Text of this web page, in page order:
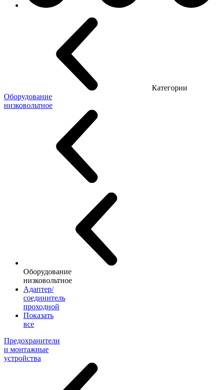
Категории
Оборудование
низковольтное
Оборудование
низковольтное
Адаптер/
соединитель
проходной
Показать
все
Предохранители
и монтажные
устройства